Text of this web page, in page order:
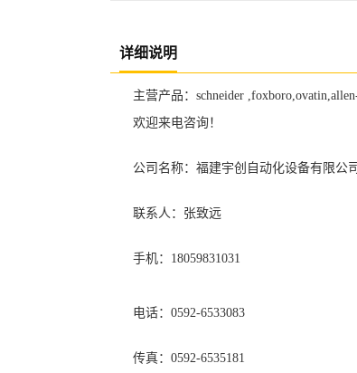
详细说明
主营产品：schneider
欢迎来电咨询！
公司名称：福建宇创自动化设备有限公司
联系人：张致远
手机：18059831031
电话：0592-6533083
传真：0592-6535181